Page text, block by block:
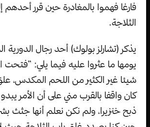
فارغا فهموا بالمغادرة حين قرر أحدهم
الثلاجة.
يذكر (تشارلز بولوك) أحد رجال الدورية
يومها ما عثروا عليه فيما يلي: ”فتحت
شيئا غير الكثير من اللحم المكدس،
كان واقفا بالقرب مني على أن الأمر
ذبح خنزيرا، ولم نكن نعلم أنها جثث